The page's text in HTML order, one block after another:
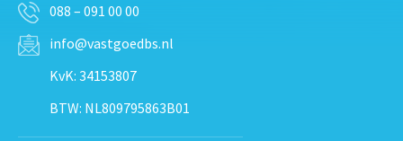
088 – 091 00 00
info@vastgoedbs.nl
KvK: 34153807
BTW: NL809795863B01